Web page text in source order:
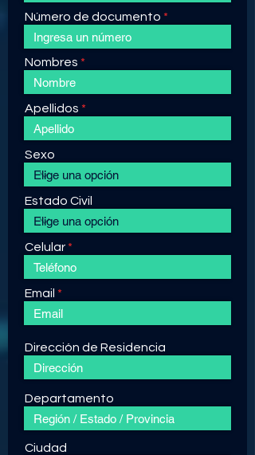
Número de documento
Nombres
Apellidos
Sexo
Estado Civil
Celular
Email
Dirección de Residencia
Departamento
Ciudad